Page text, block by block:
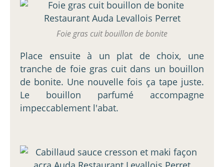
Foie gras cuit bouillon de bonite
Place ensuite à un plat de choix, une
tranche de foie gras cuit dans un bouillon
de bonite. Une nouvelle fois ça tape juste.
Le bouillon parfumé accompagne
impeccablement l'abat.